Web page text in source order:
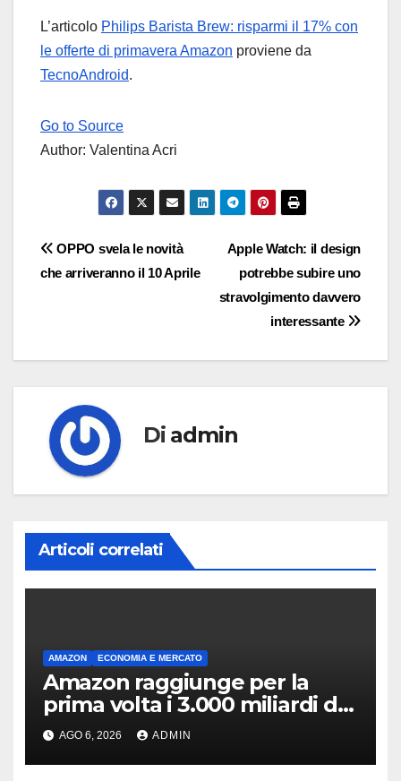
L’articolo Philips Barista Brew: risparmi il 17% con
le offerte di primavera Amazon proviene da
TecnoAndroid.
Go to Source
Author: Valentina Acri
Navigazione
Apple Watch: il design
potrebbe subire uno
stravolgimento davvero
interessante
OPPO svela le novità
che arriveranno il 10 Aprile
Di admin
Articoli correlati
AMAZON ECONOMIA E MERCATO
Amazon raggiunge per la
prima volta i 3.000 miliardi di
capitalizzazione
AGO 6, 2026 ADMIN